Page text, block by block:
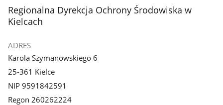
stopka
Regionalna Dyrekcja Ochrony Środowiska w
Kielcach
ADRES
Karola Szymanowskiego 6
25-361 Kielce
NIP 9591842591
Regon 260262224